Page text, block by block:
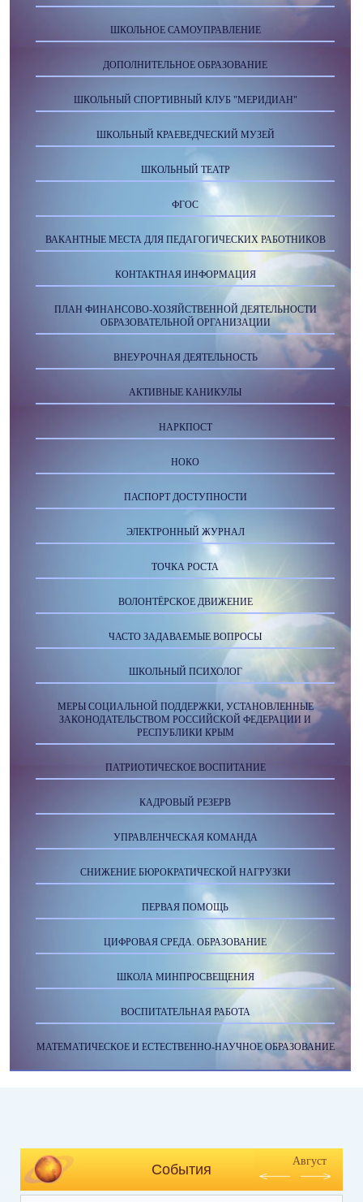
ШКОЛЬНОЕ САМОУПРАВЛЕНИЕ
ДОПОЛНИТЕЛЬНОЕ ОБРАЗОВАНИЕ
ШКОЛЬНЫЙ СПОРТИВНЫЙ КЛУБ "МЕРИДИАН"
ШКОЛЬНЫЙ КРАЕВЕДЧЕСКИЙ МУЗЕЙ
ШКОЛЬНЫЙ ТЕАТР
ФГОС
ВАКАНТНЫЕ МЕСТА ДЛЯ ПЕДАГОГИЧЕСКИХ РАБОТНИКОВ
КОНТАКТНАЯ ИНФОРМАЦИЯ
ПЛАН ФИНАНСОВО-ХОЗЯЙСТВЕННОЙ ДЕЯТЕЛЬНОСТИ
ОБРАЗОВАТЕЛЬНОЙ ОРГАНИЗАЦИИ
ВНЕУРОЧНАЯ ДЕЯТЕЛЬНОСТЬ
АКТИВНЫЕ КАНИКУЛЫ
НАРКПОСТ
НОКО
ПАСПОРТ ДОСТУПНОСТИ
ЭЛЕКТРОННЫЙ ЖУРНАЛ
ТОЧКА РОСТА
ВОЛОНТЁРСКОЕ ДВИЖЕНИЕ
ЧАСТО ЗАДАВАЕМЫЕ ВОПРОСЫ
ШКОЛЬНЫЙ ПСИХОЛОГ
МЕРЫ СОЦИАЛЬНОЙ ПОДДЕРЖКИ, УСТАНОВЛЕННЫЕ
ЗАКОНОДАТЕЛЬСТВОМ РОССИЙСКОЙ ФЕДЕРАЦИИ И
РЕСПУБЛИКИ КРЫМ
ПАТРИОТИЧЕСКОЕ ВОСПИТАНИЕ
КАДРОВЫЙ РЕЗЕРВ
УПРАВЛЕНЧЕСКАЯ КОМАНДА
СНИЖЕНИЕ БЮРОКРАТИЧЕСКОЙ НАГРУЗКИ
ПЕРВАЯ ПОМОЩЬ
ЦИФРОВАЯ СРЕДА. ОБРАЗОВАНИЕ
ШКОЛА МИНПРОСВЕЩЕНИЯ
ВОСПИТАТЕЛЬНАЯ РАБОТА
МАТЕМАТИЧЕСКОЕ И ЕСТЕСТВЕННО-НАУЧНОЕ ОБРАЗОВАНИЕ
События
Август